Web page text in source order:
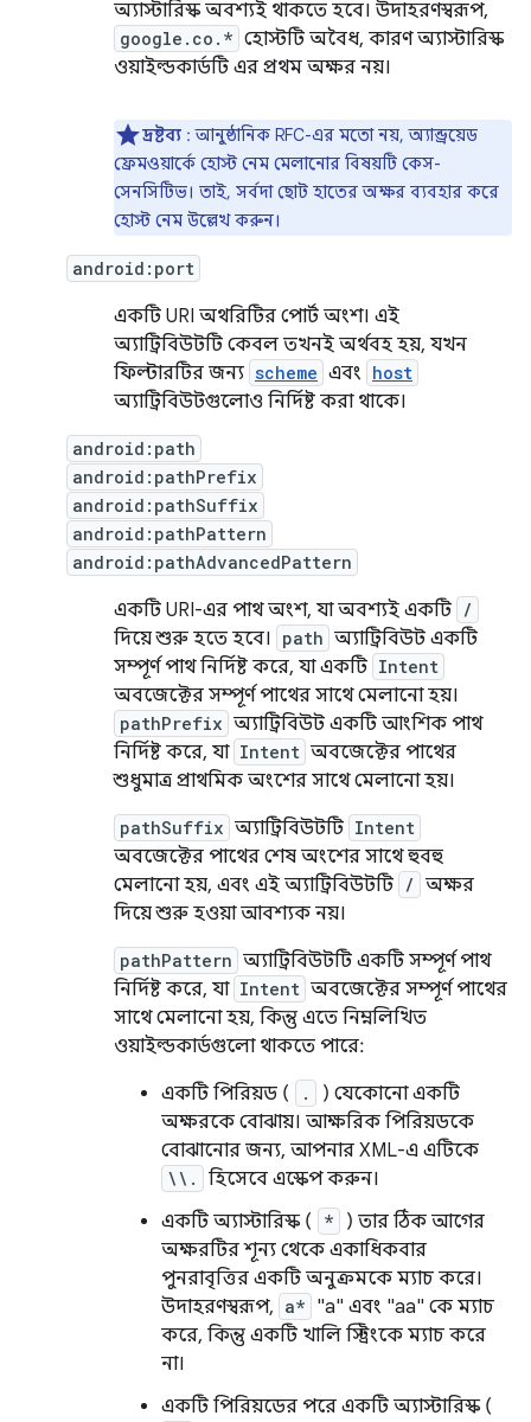
অ্যাস্টারিস্ক অবশ্যই থাকতে হবে। উদাহরণস্বরূপ,
google.co.* হোস্টটি অবৈধ, কারণ অ্যাস্টারিস্ক
ওয়াইল্ডকার্ডটি এর প্রথম অক্ষর নয়।
দ্রষ্টব্য : আনুষ্ঠানিক RFC-এর মতো নয়, অ্যান্ড্রয়েড
ফ্রেমওয়ার্কে হোস্ট নেম মেলানোর বিষয়টি কেস-
সেনসিটিভ। তাই, সর্বদা ছোট হাতের অক্ষর ব্যবহার করে
হোস্ট নেম উল্লেখ করুন।
android:port
একটি URI অথরিটির পোর্ট অংশ। এই
অ্যাট্রিবিউটটি কেবল তখনই অর্থবহ হয়, যখন
ফিল্টারটির জন্য scheme এবং host
অ্যাট্রিবিউটগুলোও নির্দিষ্ট করা থাকে।
android:path
android:pathPrefix
android:pathSuffix
android:pathPattern
android:pathAdvancedPattern
একটি URI-এর পাথ অংশ, যা অবশ্যই একটি /
দিয়ে শুরু হতে হবে। path অ্যাট্রিবিউট একটি
সম্পূর্ণ পাথ নির্দিষ্ট করে, যা একটি Intent
অবজেক্টের সম্পূর্ণ পাথের সাথে মেলানো হয়।
pathPrefix অ্যাট্রিবিউট একটি আংশিক পাথ
নির্দিষ্ট করে, যা Intent অবজেক্টের পাথের
শুধুমাত্র প্রাথমিক অংশের সাথে মেলানো হয়।
pathSuffix অ্যাট্রিবিউটটি Intent
অবজেক্টের পাথের শেষ অংশের সাথে হুবহু
মেলানো হয়, এবং এই অ্যাট্রিবিউটটি / অক্ষর
দিয়ে শুরু হওয়া আবশ্যক নয়।
pathPattern অ্যাট্রিবিউটটি একটি সম্পূর্ণ পাথ
নির্দিষ্ট করে, যা Intent অবজেক্টের সম্পূর্ণ পাথের
সাথে মেলানো হয়, কিন্তু এতে নিম্নলিখিত
ওয়াইল্ডকার্ডগুলো থাকতে পারে:
একটি পিরিয়ড (
.
) যেকোনো একটি
অক্ষরকে বোঝায়। আক্ষরিক পিরিয়ডকে
বোঝানোর জন্য, আপনার XML-এ এটিকে
\\.
হিসেবে এস্কেপ করুন।
একটি অ্যাস্টারিস্ক (
*
) তার ঠিক আগের
অক্ষরটির শূন্য থেকে একাধিকবার
পুনরাবৃত্তির একটি অনুক্রমকে ম্যাচ করে।
উদাহরণস্বরূপ, a* "a" এবং "aa" কে ম্যাচ
করে, কিন্তু একটি খালি স্ট্রিংকে ম্যাচ করে
না।
একটি পিরিয়ডের পরে একটি অ্যাস্টারিস্ক (